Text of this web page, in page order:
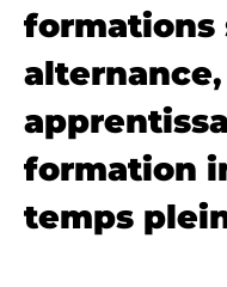
formations
alternance
formation
temps